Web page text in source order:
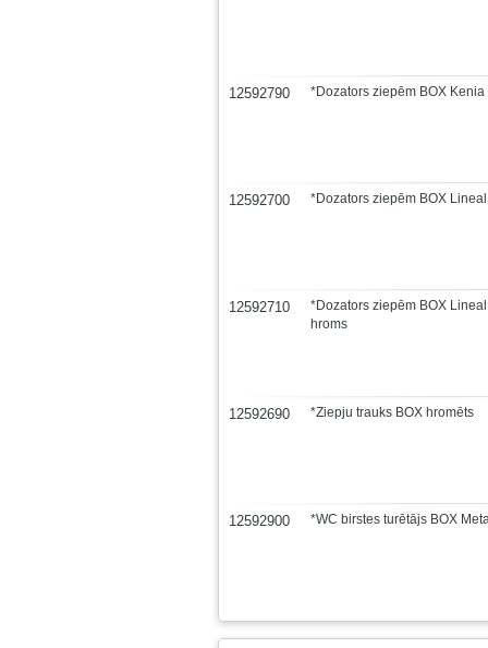
12592790 *Dozators ziepēm BOX Kenia
12592700 *Dozators ziepēm BOX
12592710
*Dozators ziepēm BOX
hroms
12592690 *Ziepju trauks BOX hromēts
12592900 *WC birstes turētājs BOX